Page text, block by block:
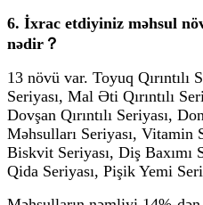
6. İxrac etdiyiniz məhsul
nədir？
13 növü var. Toyuq Qırıntılı
Seriyası, Mal Əti Qırıntılı
Dovşan Qırıntılı Seriyası,
Məhsulları Seriyası, Vitamin
Biskvit Seriyası, Diş Baxımı
Qida Seriyası, Pişik Yemi